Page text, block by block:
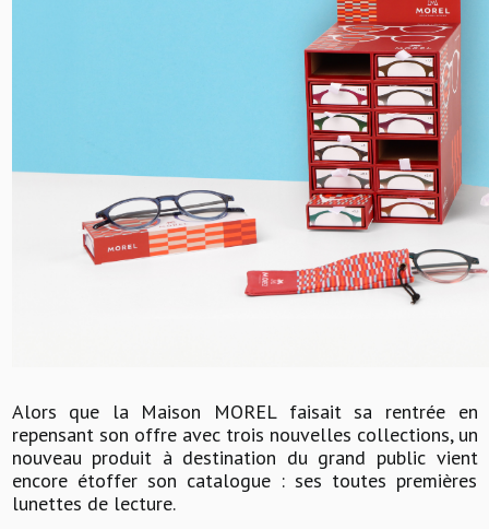
Alors que la Maison MOREL faisait sa rentrée en
repensant son offre avec trois nouvelles collections, un
nouveau produit à destination du grand public vient
encore étoffer son catalogue : ses toutes premières
lunettes de lecture.